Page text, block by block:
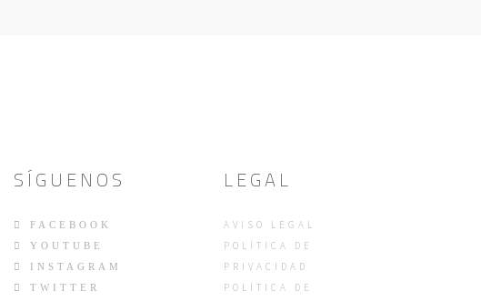
SÍGUENOS
FACEBOOK
YOUTUBE
INSTAGRAM
TWITTER
LEGAL
AVISO LEGAL
POLÍTICA DE
PRIVACIDAD
POLÍTICA DE